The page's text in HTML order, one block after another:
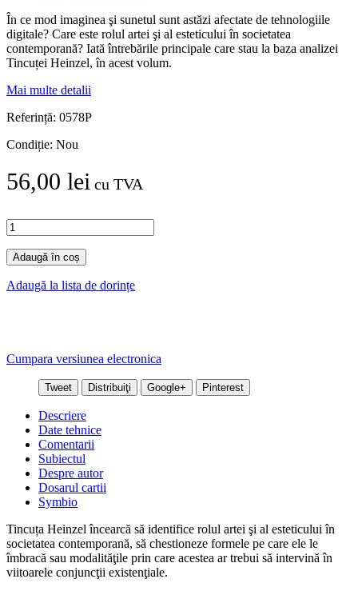
În ce mod imaginea şi sunetul sunt astăzi afectate de tehnologiile
digitale? Care este rolul artei şi al esteticului în societatea
contemporană? Iată întrebările principale care stau la baza analizei
Tincuței Heinzel, în acest volum.
Mai multe detalii
Referință: 0578P
Condiție: Nou
56,00 lei cu TVA
Adaugă în coș
Adaugă la lista de dorințe
Cumpara versiunea electronica
Tweet Distribuiţi Google+ Pinterest
Descriere
Date tehnice
Comentarii
Subiectul
Despre autor
Dosarul cartii
Symbio
Tincuța Heinzel încearcă să identifice rolul artei şi al esteticului în
societatea contemporană, să chestioneze formele pe care ele le
îmbracă sau modalităţile prin care acestea ar trebui să intervină în
viitoarele conjuncţii existenţiale.